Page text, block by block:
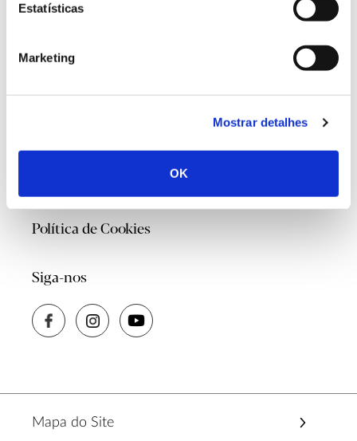
Estatísticas
Marketing
Mostrar detalhes
OK
@2026
Política de Privacidade
Política de Cookies
Siga-nos
Mapa do Site